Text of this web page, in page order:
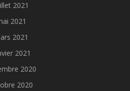
2021
2021
2021
2021
2020
2020